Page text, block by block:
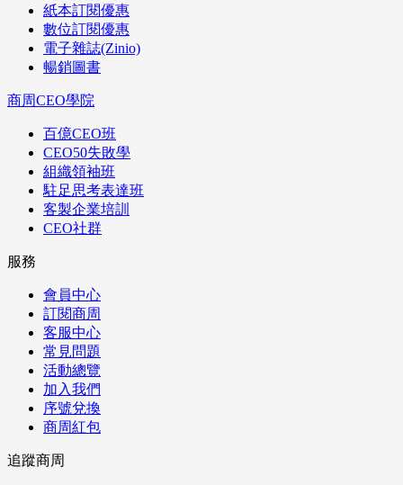
紙本訂閱優惠
數位訂閱優惠
電子雜誌(Zinio)
暢銷圖書
商周CEO學院
百億CEO班
CEO50失敗學
組織領袖班
駐足思考表達班
客製企業培訓
CEO社群
服務
會員中心
訂閱商周
客服中心
常見問題
活動總覽
加入我們
序號兌換
商周紅包
追蹤商周